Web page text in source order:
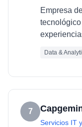
Empresa
Data &
7
Servicios IT